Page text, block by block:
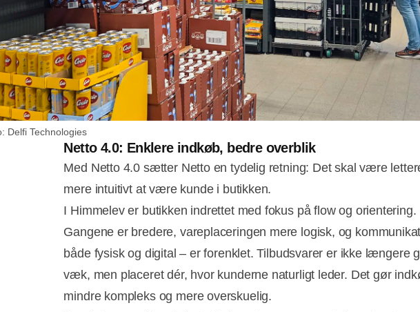
Delfi Technologies
Netto 4.0: Enklere indkøb, bedre overblik
Med Netto 4.0 sætter Netto en tydelig retning: Det skal være
mere intuitivt at være kunde i butikken.
I Himmelev er butikken indrettet med fokus på flow og orientering.
Gangene er bredere, vareplaceringen mere logisk, og
både fysisk og digital – er forenklet. Tilbudsvarer er ikke længere
væk, men placeret dér, hvor kunderne naturligt leder. Det gør
mindre kompleks og mere overskuelig.